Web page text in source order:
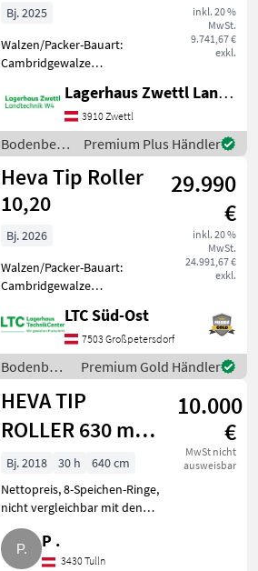
inkl. 20 %
MwSt.
9.741,67 €
exkl.
Bj. 2025
Walzen/Packer-Bauart:
Cambridgewalze
Neumaschine;
Seriennummer/Fahrgestellnummer:
359014; Service Historie: Ja;
Weitere
Maschinenmerkmale: HE-VA
Ack
Lagerhaus Zwettl Landtechnik
3910 Zwettl
Bodenbearbeitung
/ Heva
Premium Plus Händler
Heva Tip Roller
10,20
29.990
€
inkl. 20 %
MwSt.
24.991,67 €
exkl.
Bj. 2026
Walzen/Packer-Bauart:
Cambridgewalze
Neumaschine; Service
Historie: Ja; Weitere
Maschinenmerkmale:
Arbeitsbreite 10, 20m 196
Ringe 620 mm/24” Cambri
LTC Süd-Ost
7503 Großpetersdorf
Bodenbearbeitung
/ Heva
Premium Gold Händler
HEVA TIP
ROLLER 630 mit
8-Speichen-
Ringen, MwSt.
ausweisbar
10.000
€
MwSt nicht
ausweisbar
Bj. 2018 30 h
640 cm
Nettopreis, 8-Speichen-Ringe,
nicht vergleichbar mit den
billigen 3-Speichen-
Standardringen. Hochwertige
und neuwertige HEVA
P .
3430 Tulln